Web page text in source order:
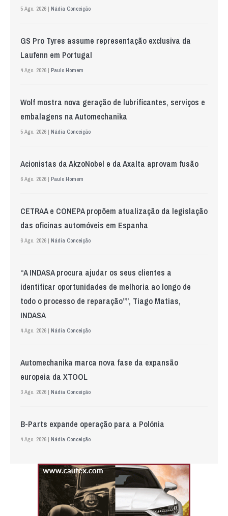
5 Ago. 2026 | Nádia Conceição
GS Pro Tyres assume representação exclusiva da
Laufenn em Portugal
4 Ago. 2026 | Paulo Homem
Wolf mostra nova geração de lubrificantes, serviços e
embalagens na Automechanika
5 Ago. 2026 | Nádia Conceição
Acionistas da AkzoNobel e da Axalta aprovam fusão
6 Ago. 2026 | Paulo Homem
CETRAA e CONEPA propõem atualização da legislação
das oficinas automóveis em Espanha
6 Ago. 2026 | Nádia Conceição
“A INDASA procura ajudar os seus clientes a
identificar oportunidades de melhoria ao longo de
todo o processo de reparação””, Tiago Matias,
INDASA
4 Ago. 2026 | Nádia Conceição
Automechanika marca nova fase da expansão
europeia da XTOOL
3 Ago. 2026 | Nádia Conceição
B-Parts expande operação para a Polónia
4 Ago. 2026 | Nádia Conceição